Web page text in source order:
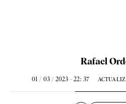
Rafael
01 / 03 / 2023 - 22: 37